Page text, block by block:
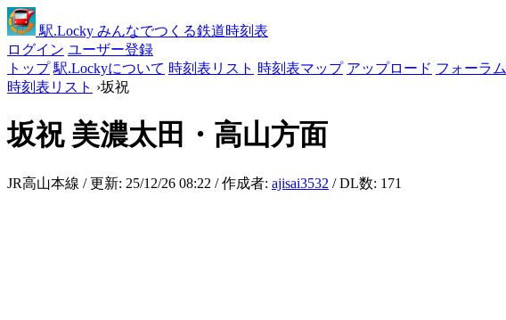
駅.Locky みんなでつくる鉄道時刻表
ログイン ユーザー登録
トップ 駅.Lockyについて 時刻表リスト 時刻表マップ アップロード フォーラム
時刻表リスト ›坂祝
坂祝 美濃太田・高山方面
JR高山本線 / 更新: 25/12/26 08:22 / 作成者: ajisai3532 / DL数: 171